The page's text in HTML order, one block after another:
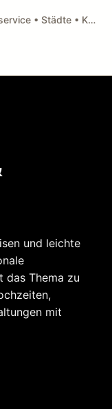
Catering & Partyservice • Städte • Küchenarten • Anfragen
und leichte
das Thema zu
mit